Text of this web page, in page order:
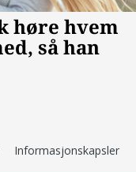
Informasjonskapsler